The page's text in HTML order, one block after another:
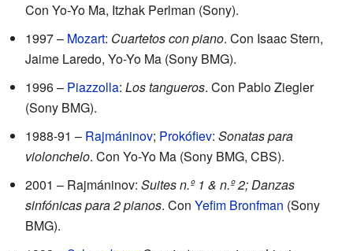
Con Yo-Yo Ma, Itzhak Perlman (Sony).
1997 – Mozart: Cuartetos con piano. Con Isaac Stern,
Jaime Laredo, Yo-Yo Ma (Sony BMG).
1996 – Piazzolla: Los tangueros. Con Pablo Ziegler
(Sony BMG).
1988-91 – Rajmáninov; Prokófiev: Sonatas para
violonchelo. Con Yo-Yo Ma (Sony BMG, CBS).
2001 – Rajmáninov: Suites n.º 1 & n.º 2; Danzas
sinfónicas para 2 pianos. Con Yefim Bronfman (Sony
BMG).